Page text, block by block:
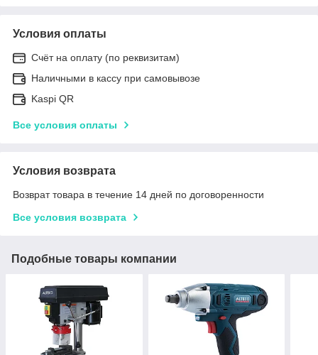
Условия оплаты
Счёт на оплату (по реквизитам)
Наличными в кассу при самовывозе
Kaspi QR
Все условия оплаты
Условия возврата
Возврат товара в течение 14 дней по договоренности
Все условия возврата
Подобные товары компании